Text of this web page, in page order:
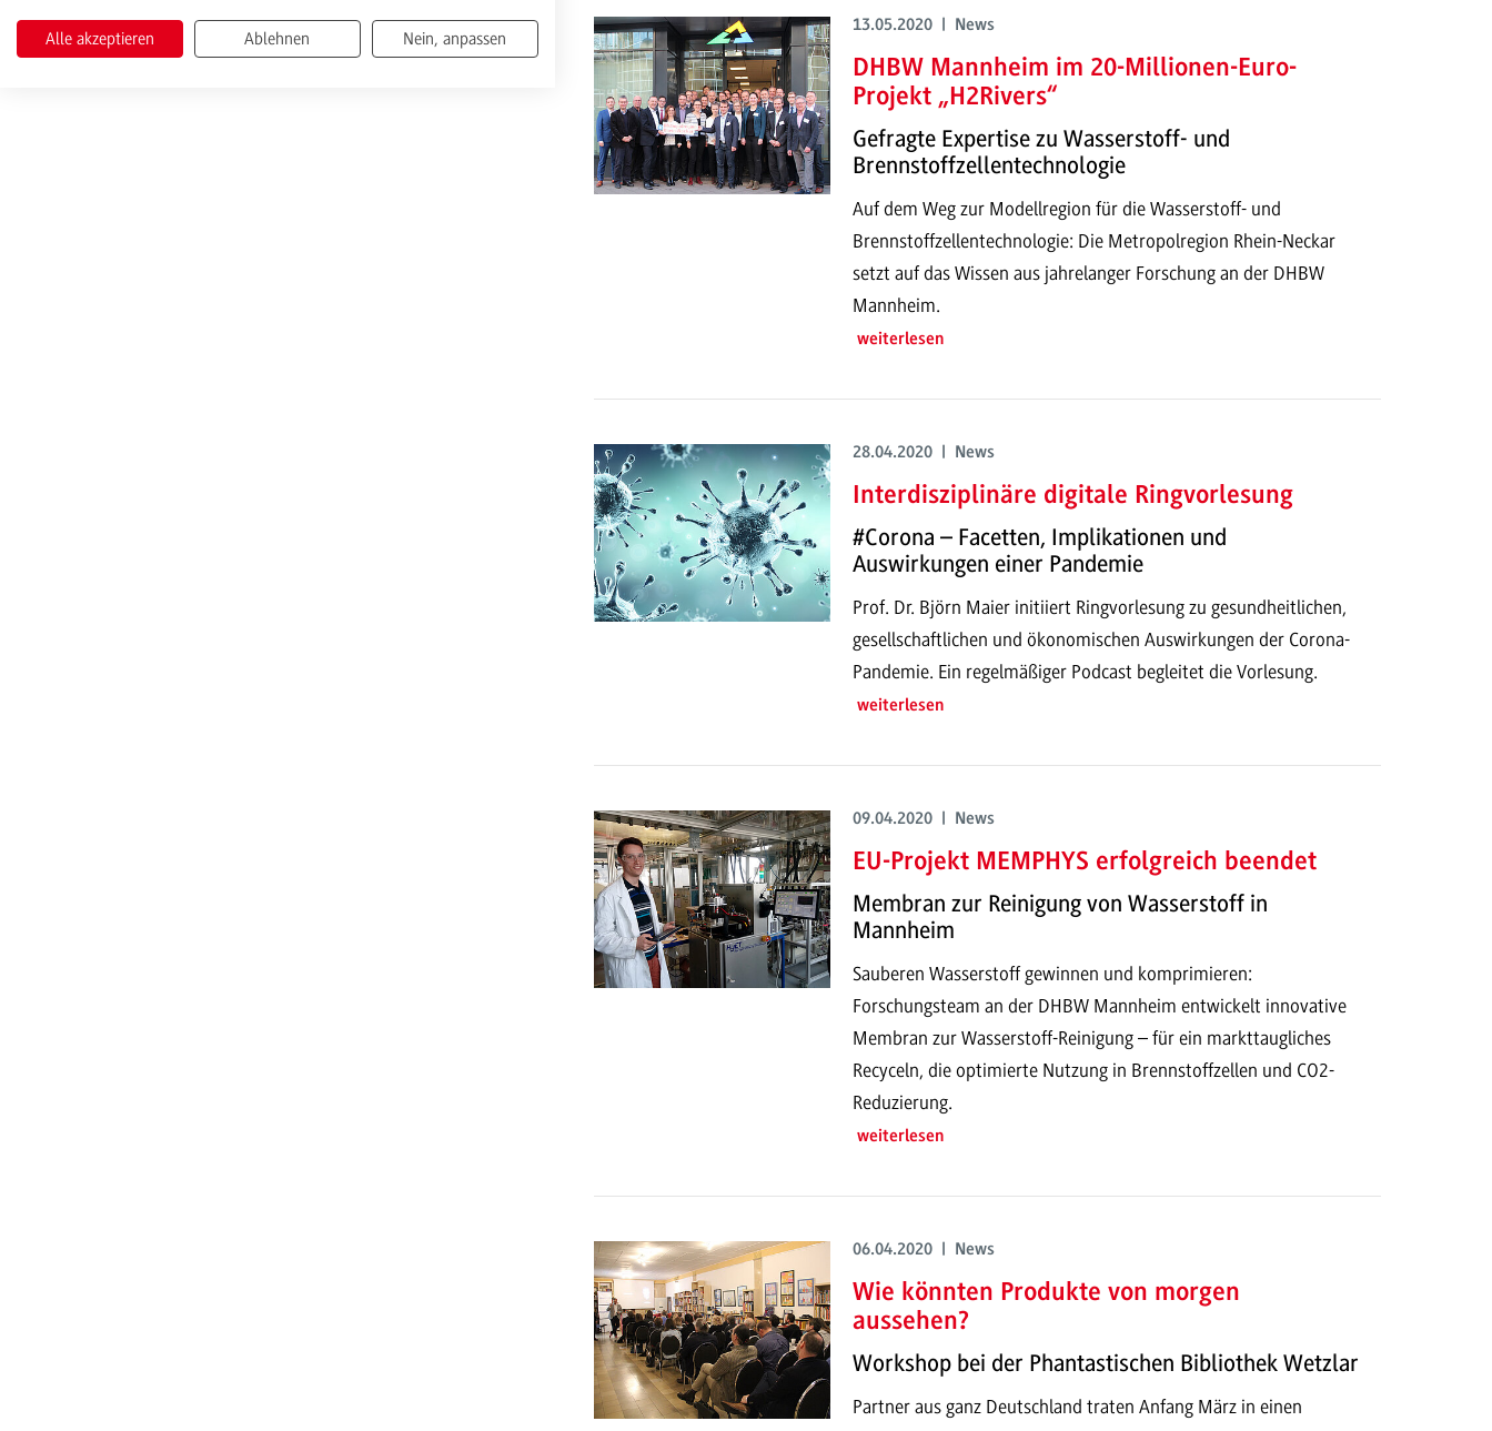
13.05.2020 | News
DHBW Mannheim im 20-Millionen-Euro-
Projekt „H2Rivers“
Gefragte Expertise zu Wasserstoff- und
Brennstoffzellentechnologie
Auf dem Weg zur Modellregion für die Wasserstoff- und
Brennstoffzellentechnologie: Die Metropolregion Rhein-Neckar
setzt auf das Wissen aus jahrelanger Forschung an der DHBW
Mannheim.
weiterlesen
28.04.2020 | News
Interdisziplinäre digitale Ringvorlesung
#Corona – Facetten, Implikationen und
Auswirkungen einer Pandemie
Prof. Dr. Björn Maier initiiert Ringvorlesung zu gesundheitlichen,
gesellschaftlichen und ökonomischen Auswirkungen der Corona-
Pandemie. Ein regelmäßiger Podcast begleitet die Vorlesung.
weiterlesen
09.04.2020 | News
EU-Projekt MEMPHYS erfolgreich beendet
Membran zur Reinigung von Wasserstoff in
Mannheim
Sauberen Wasserstoff gewinnen und komprimieren:
Forschungsteam an der DHBW Mannheim entwickelt innovative
Membran zur Wasserstoff-Reinigung – für ein markttaugliches
Recyceln, die optimierte Nutzung in Brennstoffzellen und CO2-
Reduzierung.
weiterlesen
06.04.2020 | News
Wie könnten Produkte von morgen
aussehen?
Workshop bei der Phantastischen Bibliothek Wetzlar
Partner aus ganz Deutschland traten Anfang März in einen
Alle akzeptieren Ablehnen Nein, anpassen